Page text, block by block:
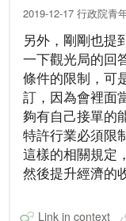
2019-12-17 行政院青
另外，剛剛也提
一下觀光局的回
條件的限制，可
訂，因為會裡面
夠有自己接單的
特許行業必須限
這樣的相關規定
然後提升經濟的
Link in context